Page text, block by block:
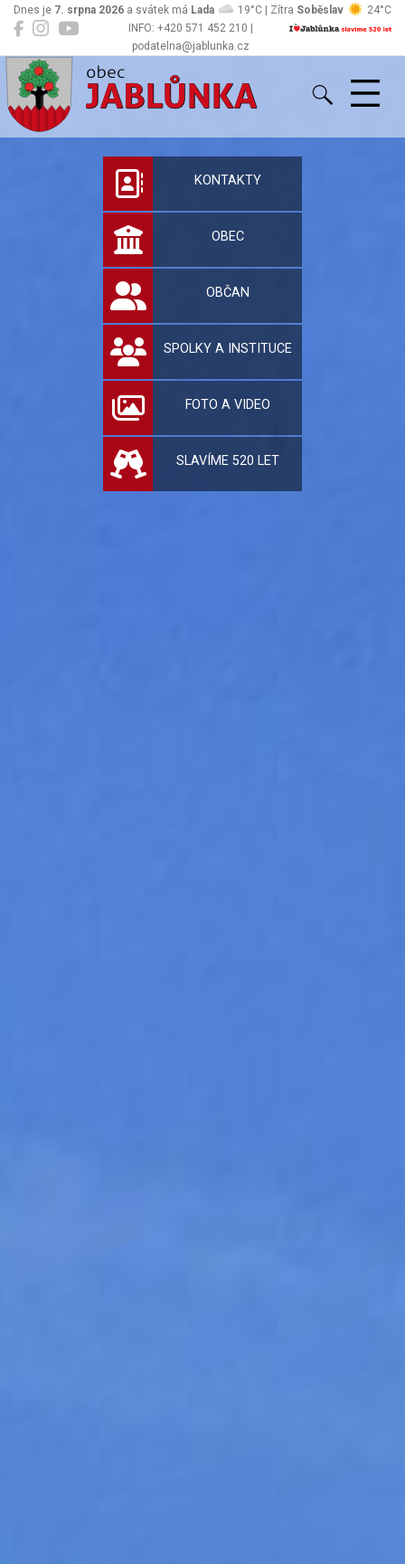
INFO: +420 571 452 210 |
podatelna@jablunka.cz
Dnes je 7. srpna 2026 a svátek má Lada 19°C | Zítra Soběslav 24°C
Jablůnka
Oficiální stránky
KONTAKTY
OBEC
OBČAN
SPOLKY A INSTITUCE
FOTO A VIDEO
SLAVÍME 520 LET